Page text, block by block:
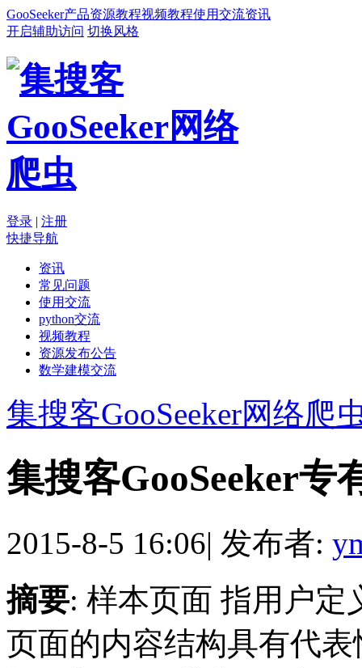
GooSeeker产品资源教程视频教程使用交流资讯
开启辅助访问 切换风格
登录 | 注册
快捷导航
资讯
常见问题
使用交流
python交流
视频教程
资源发布公告
数学建模交流
集搜客GooSeeker网络爬
集搜客GooSeeker专
2015-8-5 16:06| 发布者:
摘要: 样本页面 指用户定
页面的内容结构具有代